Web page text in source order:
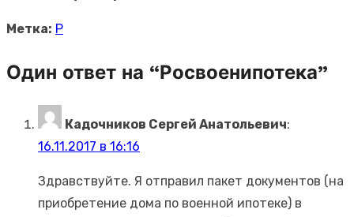
Метка: Р
Один ответ на “Росвоенипотека”
Кадочников Сергей Анатольевич:
16.11.2017 в 16:16
Здравствуйте. Я отправил пакет документов (на
приобретение дома по военной ипотеке) в